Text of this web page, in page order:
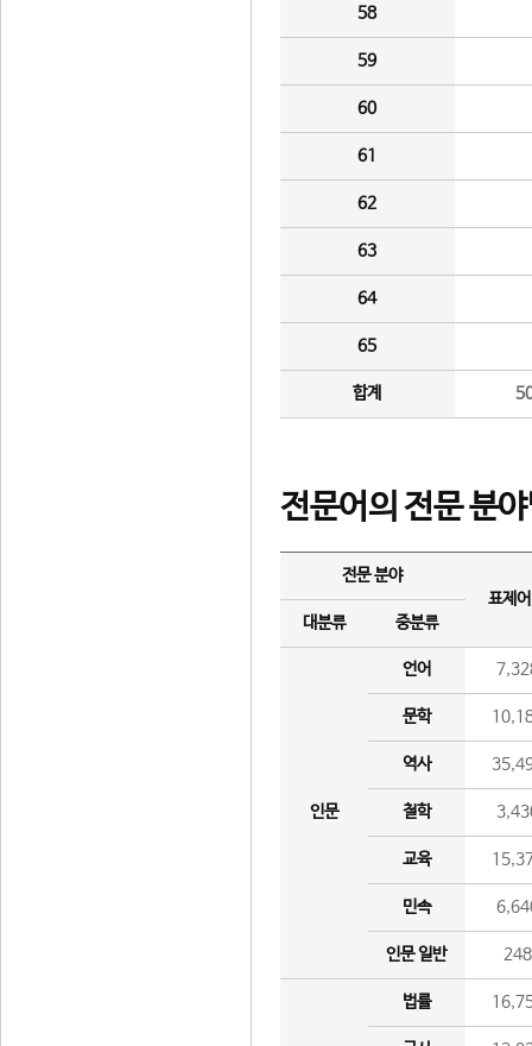
58
59
60
61
62
63
64
65
합계
전문어의 전문 분
전문 분야
표제
대분류
중분류
인문
언어
문학
역사
철학
교육
민속
인문 일반 248
법률